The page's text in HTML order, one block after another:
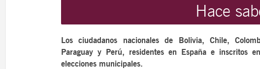
Hace
Los ciudadanos nacionales de Bolivia, Chile,
Paraguay y Perú, residentes en España e inscritos
elecciones municipales.